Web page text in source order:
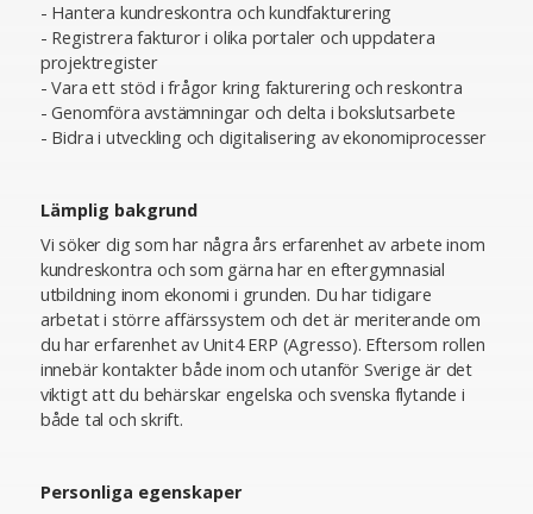
- Hantera kundreskontra och kundfakturering
- Registrera fakturor i olika portaler och uppdatera
projektregister
- Vara ett stöd i frågor kring fakturering och reskontra
- Genomföra avstämningar och delta i bokslutsarbete
- Bidra i utveckling och digitalisering av ekonomiprocesser
Lämplig bakgrund
Vi söker dig som har några års erfarenhet av arbete inom
kundreskontra och som gärna har en eftergymnasial
utbildning inom ekonomi i grunden. Du har tidigare
arbetat i större affärssystem och det är meriterande om
du har erfarenhet av Unit4 ERP (Agresso). Eftersom rollen
innebär kontakter både inom och utanför Sverige är det
viktigt att du behärskar engelska och svenska flytande i
både tal och skrift.
Personliga egenskaper